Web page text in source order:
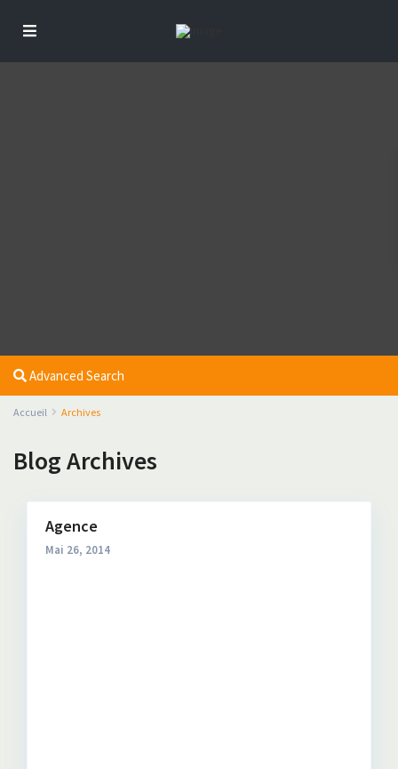
Advanced Search
Accueil Archives
Blog Archives
Agence
Mai 26, 2014